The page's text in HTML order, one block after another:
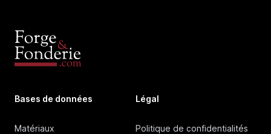
Bases de données
Matériaux
Légal
Politique de confidentialités